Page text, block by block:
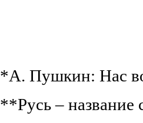
*А. Пушкин: Нас
**Русь – название